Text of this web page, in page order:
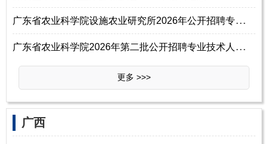
广
东省农业科学院设施农业研究所2026年公开招聘专业技术人员公告（第二批）
广
东省农业科学院2026年第二批公开招聘专业技术人员公告
更多 >>>
‌‌广西